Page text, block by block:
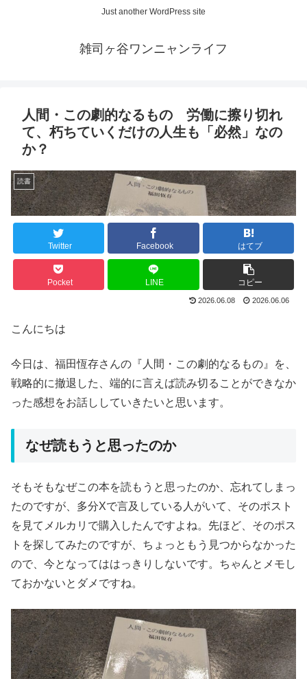
Just another WordPress site
雑司ヶ谷ワンニャンライフ
人間・この劇的なるもの 労働に擦り切れ
て、朽ちていくだけの人生も「必然」なの
か？
読書
Twitter Facebook はてブ
Pocket LINE コピー
2026.06.08 2026.06.06
こんにちは
今日は、福田恆存さんの『人間・この劇的なるもの』を、
戦略的に撤退した、端的に言えば読み切ることができなか
った感想をお話ししていきたいと思います。
なぜ読もうと思ったのか
そもそもなぜこの本を読もうと思ったのか、忘れてしまっ
たのですが、多分Xで言及している人がいて、そのポスト
を見てメルカリで購入したんですよね。先ほど、そのポス
トを探してみたのですが、ちょっともう見つからなかった
ので、今となってははっきりしないです。ちゃんとメモし
ておかないとダメですね。